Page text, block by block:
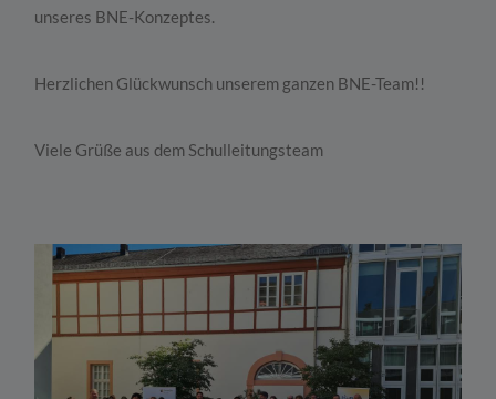
unseres BNE-Konzeptes.
Herzlichen Glückwunsch unserem ganzen BNE-Team!!
Viele Grüße aus dem Schulleitungsteam